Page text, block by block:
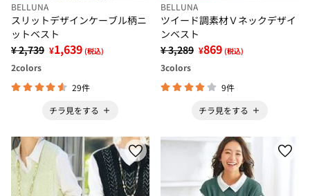
BELLUNA
スリットデザインケーブル柄ニ
ットベスト
¥ 2,739 ¥1,639 (税込)
2colors
29件
チラ見をする
BELLUNA
ツイード調素材Ｖネックデザイ
ンベスト
¥ 3,289 ¥869 (税込)
3colors
9件
チラ見をする